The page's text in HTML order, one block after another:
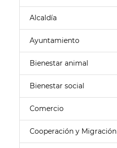
Alcaldía
Ayuntamiento
Bienestar animal
Bienestar social
Comercio
Cooperación y Migración